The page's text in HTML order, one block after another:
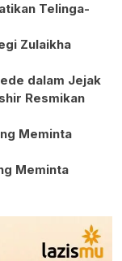
Telinga-
Zulaikha
dalam Jejak
Resmikan
Meminta
Meminta